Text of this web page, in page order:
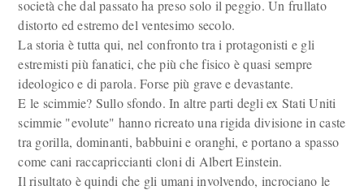
società che dal passato ha preso solo il peggio. Un frullato
distorto ed estremo del ventesimo secolo.
La storia è tutta qui, nel confronto tra i protagonisti e gli
estremisti più fanatici, che più che fisico è quasi sempre
ideologico e di parola. Forse più grave e devastante.
E le scimmie? Sullo sfondo. In altre parti degli ex Stati Uniti
scimmie "evolute" hanno ricreato una rigida divisione in caste
tra gorilla, dominanti, babbuini e oranghi, e portano a spasso
come cani raccapriccianti cloni di Albert Einstein.
Il risultato è quindi che gli umani involvendo, incrociano le